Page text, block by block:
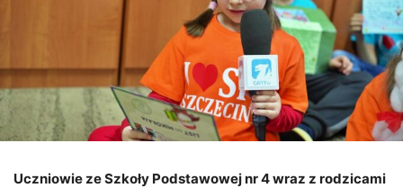
Uczniowie ze Szkoły Podstawowej nr 4 wraz z rodzicami